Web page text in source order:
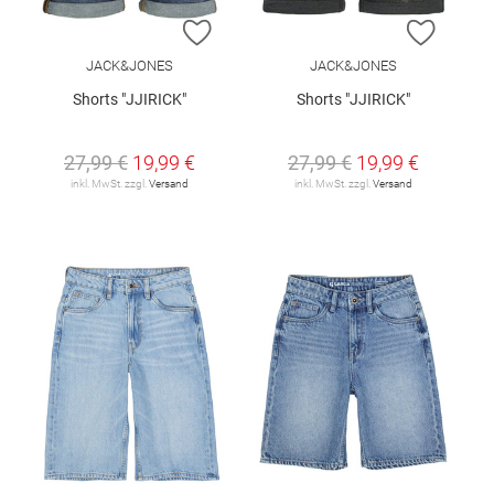
ZUR WUNSCHLISTE HINZUFÜGEN
JACK&JONES
Shorts "JJIRICK"
27,99 € 19,99 €
inkl. MwSt. zzgl.Versand
ZUR
JACK&JONES
Shorts "JJIRICK"
27,99 € 19,99 €
inkl. MwSt. zzgl.Versand